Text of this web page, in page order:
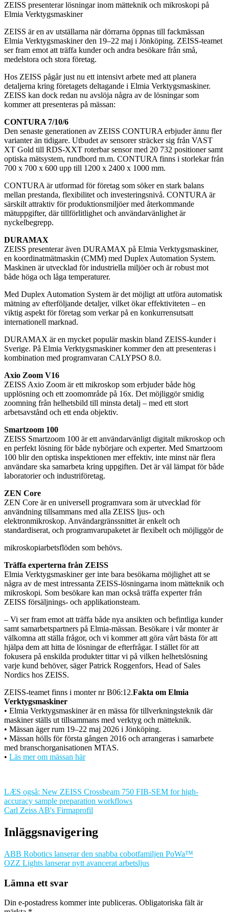
ZEISS presenterar lösningar inom mätteknik och mikroskopi på
Elmia Verktygsmaskiner
ZEISS är en av utställarna när dörrarna öppnas till fackmässan
Elmia Verktygsmaskiner den 19–22 maj i Jönköping. ZEISS-teamet
ser fram emot att träffa kunder och andra besökare från små,
medelstora och stora företag.
Hos ZEISS pågår just nu ett intensivt arbete med att planera
detaljerna kring företagets deltagande i Elmia Verktygsmaskiner.
ZEISS kan dock redan nu avslöja några av de lösningar som
kommer att presenteras på mässan:
CONTURA 7/10/6
Den senaste generationen av ZEISS CONTURA erbjuder ännu fler
varianter än tidigare. Utbudet av sensorer sträcker sig från VAST
XT Gold till RDS-XXT roterbar sensor med 20 732 positioner samt
optiska mätsystem, rundbord m.m. CONTURA finns i storlekar från
700 x 700 x 600 upp till 1200 x 2400 x 1000 mm.
CONTURA är utformad för företag som söker en stark balans
mellan prestanda, flexibilitet och investeringsnivå. CONTURA är
särskilt attraktiv för produktionsmiljöer med återkommande
mätuppgifter, där tillförlitlighet och användarvänlighet är
nyckelbegrepp.
DURAMAX
ZEISS presenterar även DURAMAX på Elmia Verktygsmaskiner,
en koordinatmätmaskin (CMM) med Duplex Automation System.
Maskinen är utvecklad för industriella miljöer och är robust mot
både höga och låga temperaturer.
Med Duplex Automation System är det möjligt att utföra automatisk
mätning av efterföljande detaljer, vilket ökar effektiviteten – en
viktig aspekt för företag som verkar på en konkurrensutsatt
internationell marknad.
DURAMAX är en mycket populär maskin bland ZEISS-kunder i
Sverige. På Elmia Verktygsmaskiner kommer den att presenteras i
kombination med programvaran CALYPSO 8.0.
Axio Zoom V16
ZEISS Axio Zoom är ett mikroskop som erbjuder både hög
upplösning och ett zoomområde på 16x. Det möjliggör smidig
zoomning från helhetsbild till minsta detalj – med ett stort
arbetsavstånd och ett enda objektiv.
Smartzoom 100
ZEISS Smartzoom 100 är ett användarvänligt digitalt mikroskop och
en perfekt lösning för både nybörjare och experter. Med Smartzoom
100 blir den optiska inspektionen mer effektiv, inte minst när flera
användare ska samarbeta kring uppgiften. Det är väl lämpat för både
laboratorier och industriföretag.
ZEN Core
ZEN Core är en universell programvara som är utvecklad för
användning tillsammans med alla ZEISS ljus- och
elektronmikroskop. Användargränssnittet är enkelt och
standardiserat, och programvarupaketet är flexibelt och möjliggör de
mikroskopiarbetsflöden som behövs.
Träffa experterna från ZEISS
Elmia Verktygsmaskiner ger inte bara besökarna möjlighet att se
några av de mest intressanta ZEISS-lösningarna inom mätteknik och
mikroskopi. Som besökare kan man också träffa experter från
ZEISS försäljnings- och applikationsteam.
– Vi ser fram emot att träffa både nya ansikten och befintliga kunder
samt samarbetspartners på Elmia-mässan. Besökare i vår monter är
välkomna att ställa frågor, och vi kommer att göra vårt bästa för att
hjälpa dem att hitta de lösningar de efterfrågar. I stället för att
fokusera på enskilda produkter tittar vi på vilken helhetslösning
varje kund behöver, säger Patrick Roggenfors, Head of Sales
Nordics hos ZEISS.
ZEISS-teamet finns i monter nr B06:12.Fakta om Elmia
Verktygsmaskiner
• Elmia Verktygsmaskiner är en mässa för tillverkningsteknik där
maskiner ställs ut tillsammans med verktyg och mätteknik.
• Mässan äger rum 19–22 maj 2026 i Jönköping.
• Mässan hölls för första gången 2016 och arrangeras i samarbete
med branschorganisationen MTAS.
• Läs mer om mässan här
LÆS også: New ZEISS Crossbeam 750 FIB-SEM for high-
accuracy sample preparation workflows
Carl Zeiss AB's Firmaprofil
Inläggsnavigering
ABB Robotics lanserar den snabba cobotfamiljen PoWa™
OZZ Lights lanserar nytt avancerat arbetsljus
Lämna ett svar
Din e-postadress kommer inte publiceras. Obligatoriska fält är